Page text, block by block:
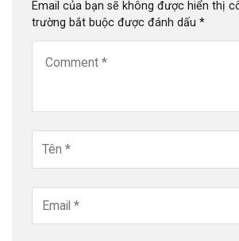
Email của bạn sẽ không được hiển thị
trường bắt buộc được đánh dấu *